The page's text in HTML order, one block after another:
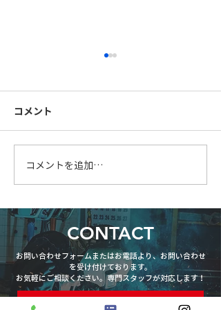
柱を大組中です
コメント
コメントを追加…
CONTACT
お問い合わせフォームまたはお電話より、お問い合わせ
を受け付けております。
お気軽にご相談ください。専門スタッフが対応します！
お問い合わせフォーム